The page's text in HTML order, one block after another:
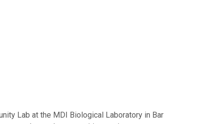
Lab at the MDI Biological Laboratory in Bar